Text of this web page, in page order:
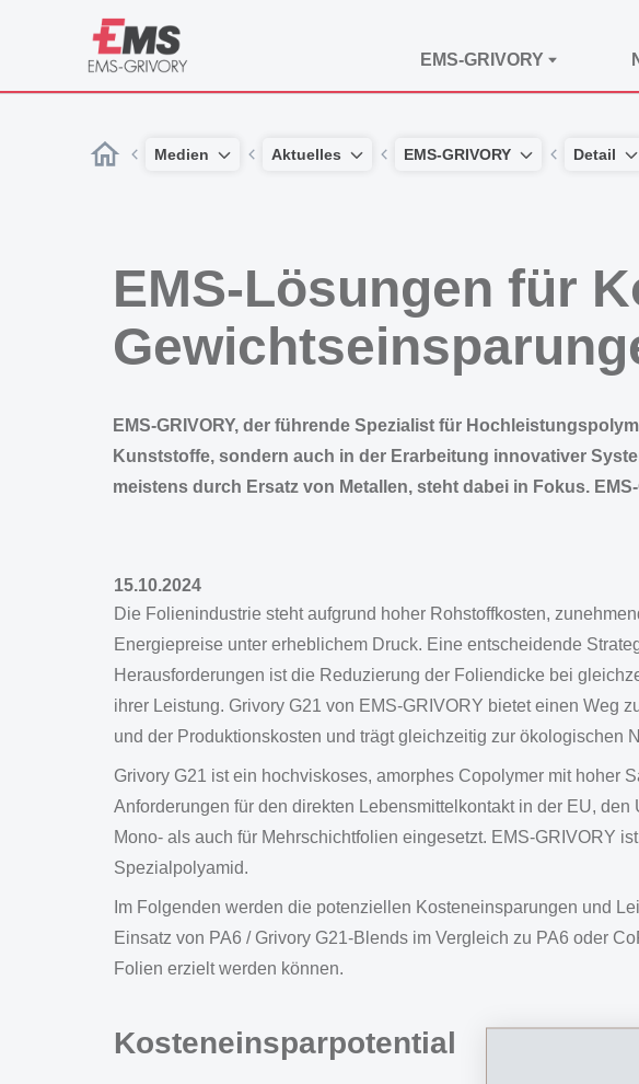
EMS-GRIVORY
Medien Aktuelles EMS-GRIVORY Detail
EMS-Lösungen für
EMS-GRIVORY, der führende Spezialist für
Kunststoffe, sondern auch in der Erarbeitung innovativer
meistens durch Ersatz von Metallen, steht dabei in Fokus.
15.10.2024
Die Folienindustrie steht aufgrund hoher Rohstoffkosten,
Energiepreise unter erheblichem Druck. Eine entscheidende
Herausforderungen ist die Reduzierung der Foliendicke bei
ihrer Leistung. Grivory G21 von EMS-GRIVORY bietet einen Weg
und der Produktionskosten und trägt gleichzeitig zur ökologischen
Grivory G21 ist ein hochviskoses, amorphes Copolymer mit hoher
Anforderungen für den direkten Lebensmittelkontakt in der EU,
Mono- als auch für Mehrschichtfolien eingesetzt. EMS-GRIVORY
Spezialpolyamid.
Im Folgenden werden die potenziellen Kosteneinsparungen und
Einsatz von PA6 / Grivory G21-Blends im Vergleich zu PA6 oder
Folien erzielt werden können.
Kosteneinsparpotential